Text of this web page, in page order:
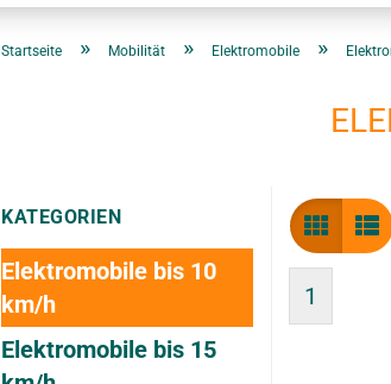
Startseite » Mobilität » Elektromobile »
KATEGORIEN
Elektromobile bis 10
km/h
Elektromobile bis 15
1